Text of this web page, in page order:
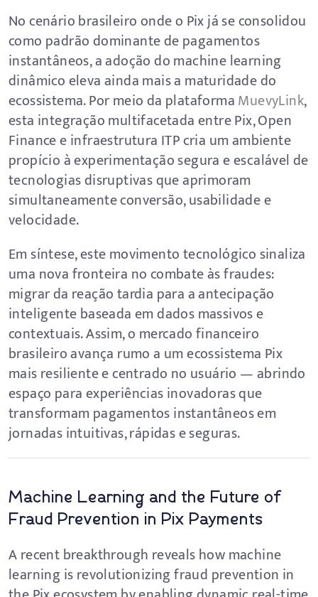
No cenário brasileiro onde o Pix já se consolidou
como padrão dominante de pagamentos
instantâneos, a adoção do machine learning
dinâmico eleva ainda mais a maturidade do
ecossistema. Por meio da plataformaMuevyLink,
esta integração multifacetada entre Pix, Open
Finance e infraestrutura ITP cria um ambiente
propício à experimentação segura e escalável de
tecnologias disruptivas que aprimoram
simultaneamente conversão, usabilidade e
velocidade.
Em síntese, este movimento tecnológico sinaliza
uma nova fronteira no combate às fraudes:
migrar da reação tardia para a antecipação
inteligente baseada em dados massivos e
contextuais. Assim, o mercado financeiro
brasileiro avança rumo a um ecossistema Pix
mais resiliente e centrado no usuário — abrindo
espaço para experiências inovadoras que
transformam pagamentos instantâneos em
jornadas intuitivas, rápidas e seguras.
Machine Learning and the Future of
Fraud Prevention in Pix Payments
A recent breakthrough reveals how machine
learning is revolutionizing fraud prevention in